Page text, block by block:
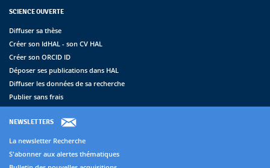
SCIENCE OUVERTE
Diffuser sa thèse
Créer son IdHAL - son CV HAL
Créer son ORCID ID
Déposer ses publications dans HAL
Diffuser les données de sa recherche
Publier sans frais
NEWSLETTERS
La newsletter Recherche
S'abonner aux alertes thématiques